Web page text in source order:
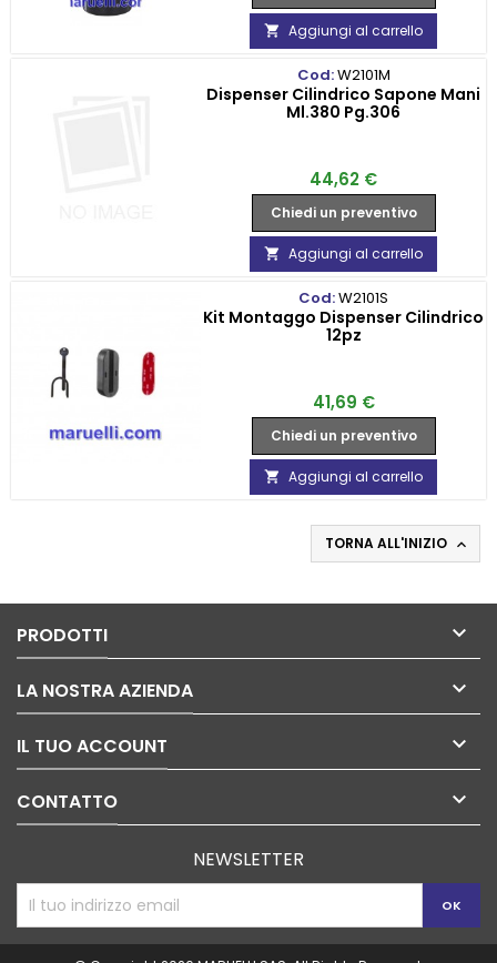
 Aggiungi al carrello
Cod:W2101M
Dispenser Cilindrico Sapone Mani
Ml.380 Pg.306
Prezzo
44,62 €
Chiedi un preventivo
 Aggiungi al carrello
Cod:W2101S
Kit Montaggo Dispenser Cilindrico
12pz
Prezzo
41,69 €
Chiedi un preventivo
 Aggiungi al carrello
TORNA ALL'INIZIO 
PRODOTTI 
LA NOSTRA AZIENDA 
IL TUO ACCOUNT 
CONTATTO 
NEWSLETTER